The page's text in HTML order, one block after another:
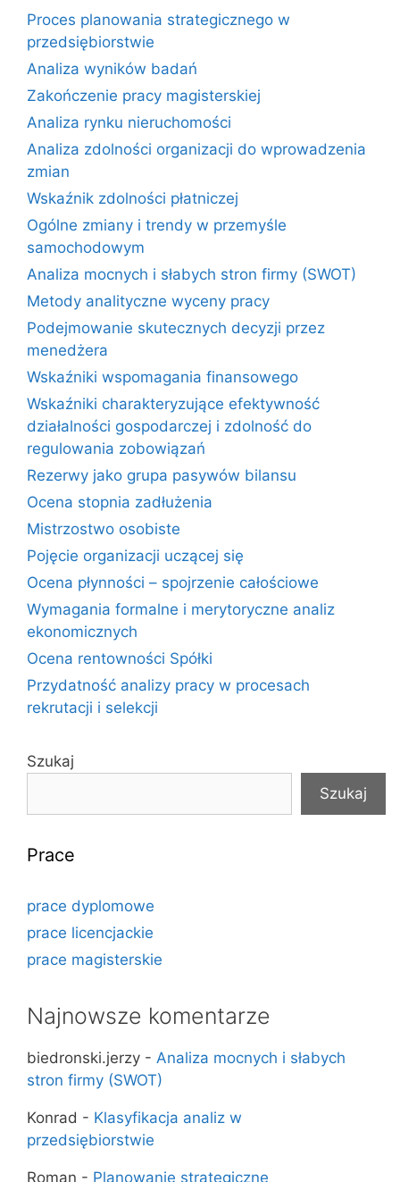
Proces planowania strategicznego w
przedsiębiorstwie
Analiza wyników badań
Zakończenie pracy magisterskiej
Analiza rynku nieruchomości
Analiza zdolności organizacji do wprowadzenia
zmian
Wskaźnik zdolności płatniczej
Ogólne zmiany i trendy w przemyśle
samochodowym
Analiza mocnych i słabych stron firmy (SWOT)
Metody analityczne wyceny pracy
Podejmowanie skutecznych decyzji przez
menedżera
Wskaźniki wspomagania finansowego
Wskaźniki charakteryzujące efektywność
działalności gospodarczej i zdolność do
regulowania zobowiązań
Rezerwy jako grupa pasywów bilansu
Ocena stopnia zadłużenia
Mistrzostwo osobiste
Pojęcie organizacji uczącej się
Ocena płynności – spojrzenie całościowe
Wymagania formalne i merytoryczne analiz
ekonomicznych
Ocena rentowności Spółki
Przydatność analizy pracy w procesach
rekrutacji i selekcji
Szukaj
Szukaj
Prace
prace dyplomowe
prace licencjackie
prace magisterskie
Najnowsze komentarze
biedronski.jerzy - Analiza mocnych i słabych
stron firmy (SWOT)
Konrad - Klasyfikacja analiz w
przedsiębiorstwie
Roman - Planowanie strategiczne